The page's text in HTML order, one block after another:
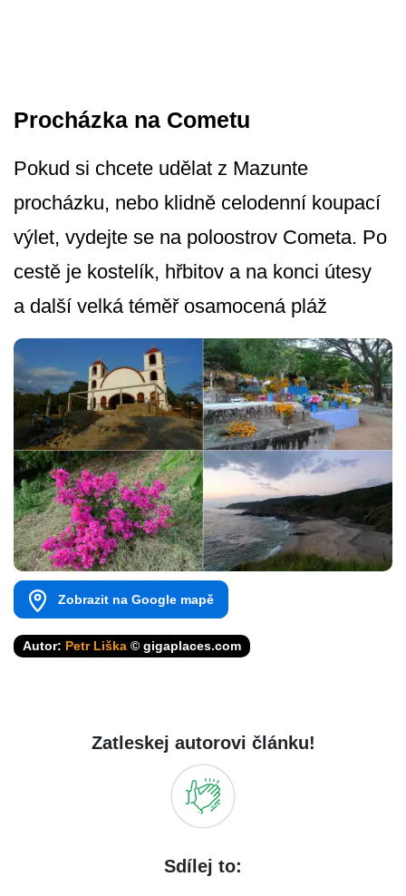
Procházka na Cometu
Pokud si chcete udělat z Mazunte
procházku, nebo klidně celodenní koupací
výlet, vydejte se na poloostrov Cometa. Po
cestě je kostelík, hřbitov a na konci útesy
a další velká téměř osamocená pláž
Zobrazit na Google mapě
Autor: Petr Liška © gigaplaces.com
Zatleskej autorovi článku!
Sdílej to: